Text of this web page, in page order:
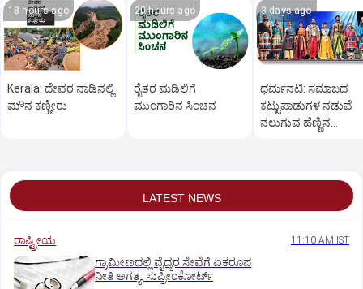
18 hours ago
Kerala: ದೇವರ ನಾಡಿನಲ್ಲಿ
ಮೌನ ಕಣ್ಣೀರು
20 hours ago
ರೈತರ ಮಡಿಲಿಗೆ
ಮುಂಗಾರಿನ ಸಿಂಚನ
3 days ago
ಧರ್ಮನಟಿ: ಸಮಾಜದ
ಕಟ್ಟುಪಾಡುಗಳ ನಡುವೆ
ನಲುಗುವ ಹೆಣ್ಣಿನ
LATEST NEWS
ರಾಷ್ಟ್ರೀಯ 11:10 AM IST
ಗ್ರಾಮೀಣದಲ್ಲಿ ವೈದ್ಯರ ಸೇವೆಗೆ ಏಕರೂಪ
ನೀತಿ ಅಗತ್ಯ: ಸುಪ್ರೀಂಕೋರ್ಟ್‌